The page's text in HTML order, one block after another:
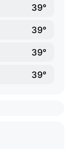
39°
39°
39°
39°